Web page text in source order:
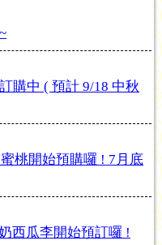
購中 ( 預計 9/18 中秋
桃開始預購囉 ! 7月底
西瓜李開始預訂囉 !